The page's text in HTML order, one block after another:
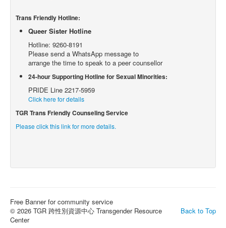
Trans Friendly Hotline:
Queer Sister Hotline
Hotline: 9260-8191
Please send a WhatsApp message to
arrange the time to speak to a peer counsellor
24-hour Supporting Hotline for Sexual Minorities:
PRIDE Line 2217-5959
Click here for details
TGR Trans Friendly Counseling Service
Please click this link for more details.
Free Banner for community service
Back to Top
© 2026 TGR 跨性別資源中心 Transgender Resource
Center